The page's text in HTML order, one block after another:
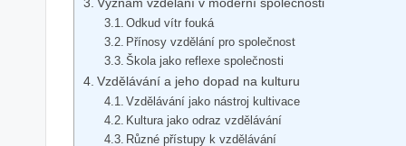
Odkud vítr fouká
Přínosy vzdělání pro společnost
Škola jako reflexe společnosti
Vzdělávání a jeho dopad na kulturu
Vzdělávání jako nástroj kultivace
Kultura jako odraz vzdělávání
Různé přístupy k vzdělávání